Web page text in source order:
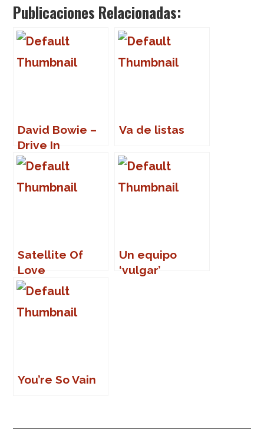
Publicaciones Relacionadas:
David Bowie –
Drive In
Saturday
Va de listas
Satellite Of
Love
Un equipo
‘vulgar’
You’re So Vain